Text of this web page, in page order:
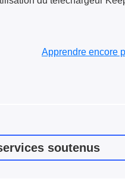
Apprendre encore
soutenus